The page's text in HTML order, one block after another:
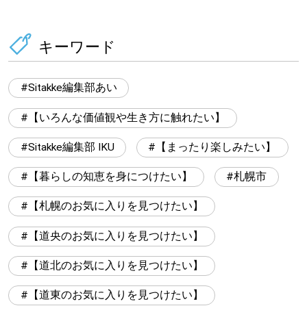
キーワード
Sitakke編集部あい
【いろんな価値観や生き方に触れたい】
Sitakke編集部 IKU 【まったり楽しみたい】
【暮らしの知恵を身につけたい】 札幌市
【札幌のお気に入りを見つけたい】
【道央のお気に入りを見つけたい】
【道北のお気に入りを見つけたい】
【道東のお気に入りを見つけたい】